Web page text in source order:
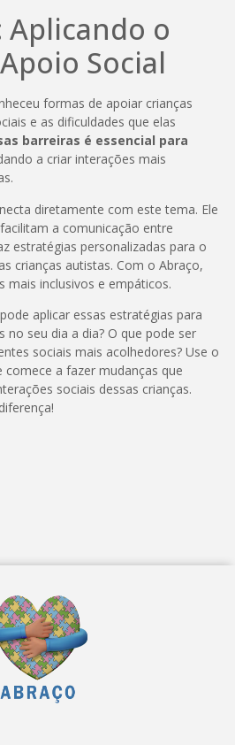
Aplicando o
Social
formas de apoiar crianças
e as dificuldades que elas
barreiras é essencial para
a criar interações mais
diretamente com este tema. Ele
a comunicação entre
estratégias personalizadas para o
crianças autistas. Com o Abraço,
mais inclusivos e empáticos.
aplicar essas estratégias para
no seu dia a dia? O que pode ser
sociais mais acolhedores? Use o
a fazer mudanças que
sociais dessas crianças.